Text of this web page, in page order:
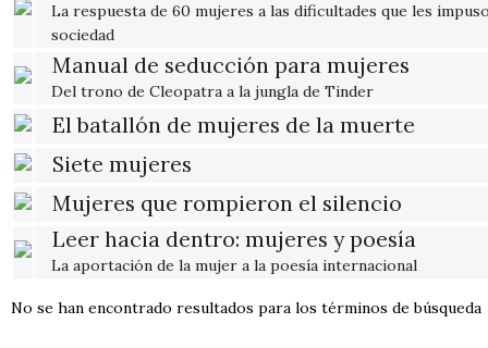
La respuesta de 60 mujeres a las dificultades que les
sociedad
Manual de seducción para mujeres
Del trono de Cleopatra a la jungla de Tinder
El batallón de mujeres de la muerte
Siete mujeres
Mujeres que rompieron el silencio
Leer hacia dentro: mujeres y poesía
La aportación de la mujer a la poesía internacional
No se han encontrado resultados para los términos de búsqueda